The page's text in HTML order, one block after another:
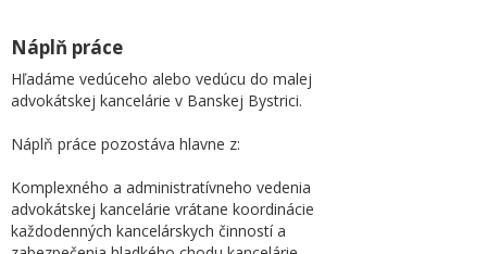
Náplň práce
Hľadáme vedúceho alebo vedúcu do malej
advokátskej kancelárie v Banskej Bystrici.
Náplň práce pozostáva hlavne z:
Komplexného a administratívneho vedenia
advokátskej kancelárie vrátane koordinácie
každodenných kancelárskych činností a